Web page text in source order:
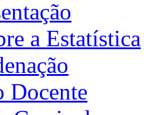
a Estatística
Docente